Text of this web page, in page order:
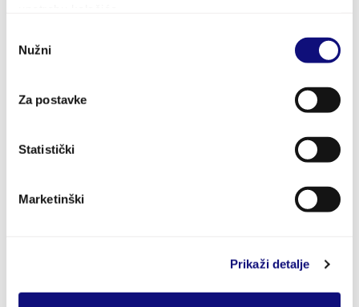
pristanka
Nužni
Za postavke
Statistički
Marketinški
Prikaži detalje
Kontakt
Općina Gradac